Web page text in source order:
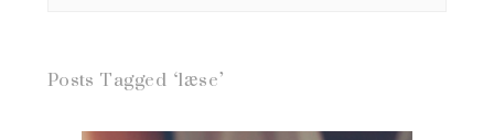
Posts Tagged ‘læse’